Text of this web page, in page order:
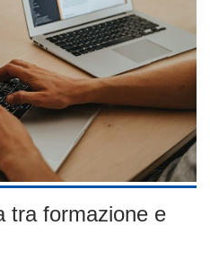
tra formazione e